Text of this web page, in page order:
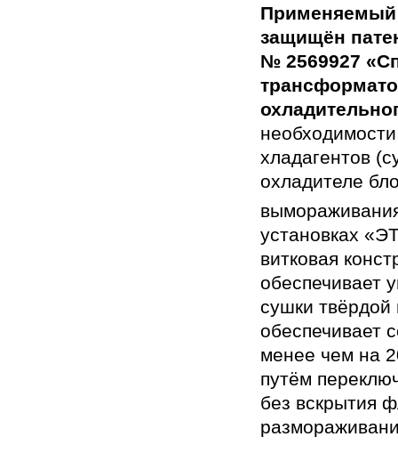
Применяемый
защищён
№ 2569927
хладагентов
охладителе
установках
витковая
обеспечивает
сушки твёрдой
обеспечивает
менее чем на
путём
без вскрытия